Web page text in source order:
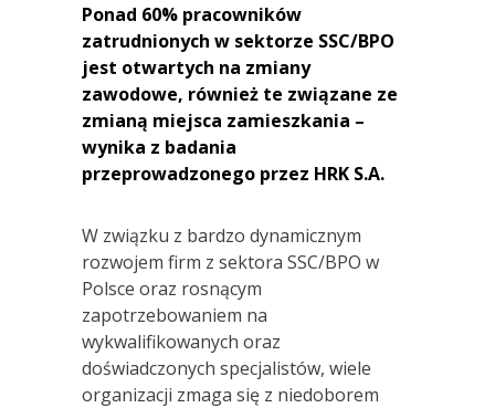
Ponad 60% pracowników
zatrudnionych w sektorze SSC/BPO
jest otwartych na zmiany
zawodowe, również te związane ze
zmianą miejsca zamieszkania –
wynika z badania
przeprowadzonego przez HRK S.A.
W związku z bardzo dynamicznym
rozwojem firm z sektora SSC/BPO w
Polsce oraz rosnącym
zapotrzebowaniem na
wykwalifikowanych oraz
doświadczonych specjalistów, wiele
organizacji zmaga się z niedoborem